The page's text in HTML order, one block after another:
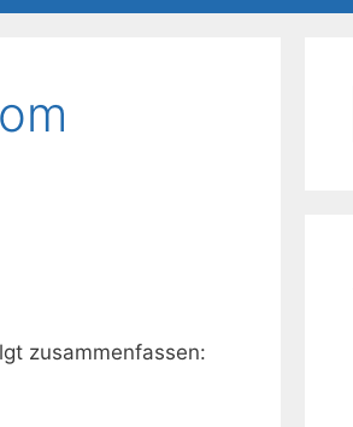
zusammenfassen: